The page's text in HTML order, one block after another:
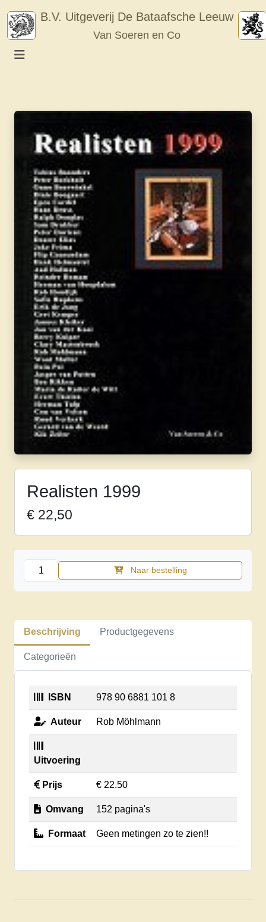
content
B.V. Uitgeverij De Bataafsche Leeuw
Van Soeren en Co
Realisten 1999
€ 22,50
Realisten
1999
aantal
Naar bestelling
Beschrijving Productgegevens
Categorieën
ISBN 978 90 6881 101 8
Auteur Rob Möhlmann
Uitvoering
Prijs € 22.50
Omvang 152 pagina's
Formaat Geen metingen zo te zien!!